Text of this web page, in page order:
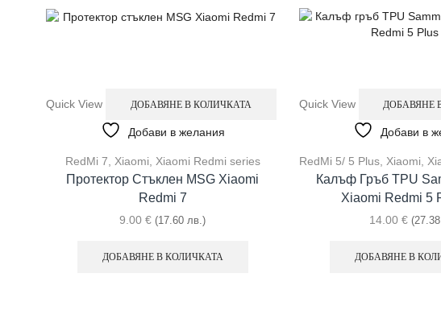
Quick View ДОБАВЯНЕ В КОЛИЧКАТА
Добави в желания
RedMi 7, Xiaomi, Xiaomi Redmi series
Протектор Стъклен MSG Xiaomi
Redmi 7
9.00€ (17.60 лв.)
ДОБАВЯНЕ В КОЛИЧКАТА
Quick View ДОБАВЯНЕ
Добави в
RedMi 5/ 5 Plus, Xiaomi,
Калъф Гръб TPU
Xiaomi Redmi 5
14.00 €
ДОБАВЯНЕ В